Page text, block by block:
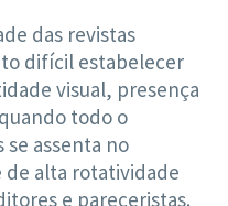
das revistas
difícil estabelecer
visual, presença
todo o
se assenta no
alta rotatividade
e pareceristas.